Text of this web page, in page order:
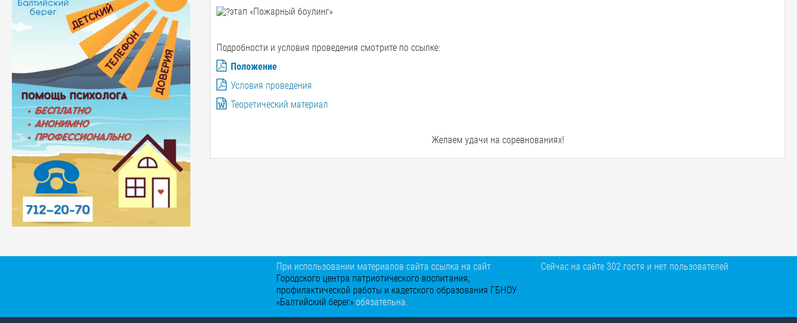
этап «Пожарный боулинг»
Подробности и условия проведения смотрите по ссылке:
Положение
Условия проведения
Теоретический материал
Желаем удачи на соревнованиях!
При использовании материалов сайта ссылка на сайт
Городского центра патриотического воспитания,
профилактической работы и кадетского образования ГБНОУ
«Балтийский берег» обязательна.
Сейчас на сайте 302 гостя и нет пользователей